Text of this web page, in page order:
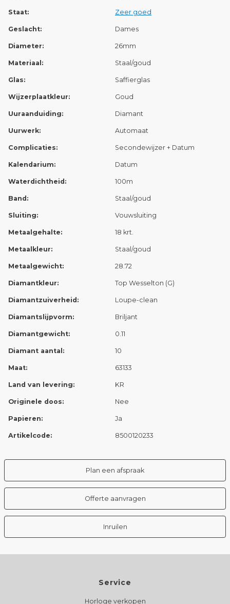
Staat: Zeer goed
Geslacht: Dames
Diameter: 26mm
Materiaal: Staal/goud
Glas: Saffierglas
Wijzerplaatkleur: Goud
Uuraanduiding: Diamant
Uurwerk: Automaat
Complicaties: Secondewijzer + Datum
Kalendarium: Datum
Waterdichtheid: 100m
Band: Staal/goud
Sluiting: Vouwsluiting
Metaalgehalte: 18 krt.
Metaalkleur: Staal/goud
Metaalgewicht: 28.72
Diamantkleur: Top Wesselton (G)
Diamantzuiverheid: Loupe-clean
Diamantslijpvorm: Briljant
Diamantgewicht: 0.11
Diamant aantal: 10
Maat: 63133
Land van levering: KR
Originele doos: Nee
Papieren: Ja
Artikelcode: 8500120233
Plan een afspraak
Offerte aanvragen
Inruilen
Service
Horloge verkopen